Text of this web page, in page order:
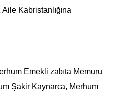
Kabristanlığına
Emekli zabıta Memuru
Şakir Kaynarca, Merhum